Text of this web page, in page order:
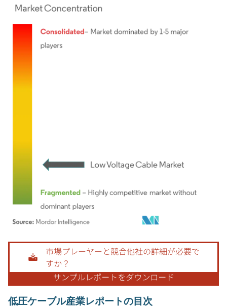
画像 © Mordor Intelligence。再利用にはCC BY 4.0の表示が必要です。
低圧ケーブル産業レポートの目次